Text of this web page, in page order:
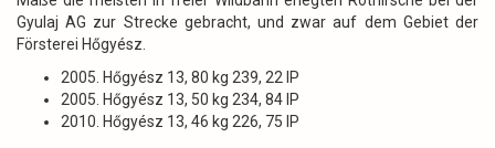
Gyulaj AG zur Strecke gebracht, und zwar auf dem Gebiet der
Försterei Hőgyész.
2005. Hőgyész 13, 80 kg 239, 22 IP
2005. Hőgyész 13, 50 kg 234, 84 IP
2010. Hőgyész 13, 46 kg 226, 75 IP